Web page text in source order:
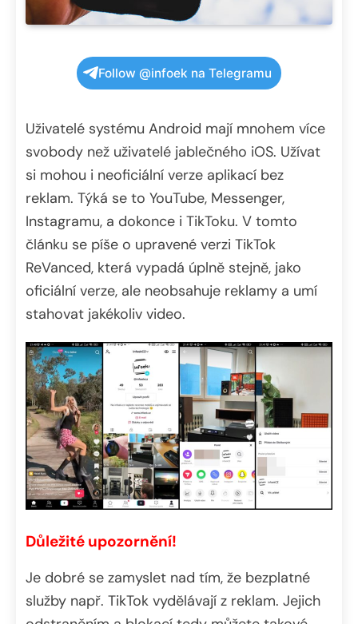
Follow @infoek na Telegramu
Uživatelé systému Android mají mnohem více
svobody než uživatelé jablečného iOS. Užívat
si mohou i neoficiální verze aplikací bez
reklam. Týká se to YouTube, Messenger,
Instagramu, a dokonce i TikToku. V tomto
článku se píše o upravené verzi TikTok
ReVanced, která vypadá úplně stejně, jako
oficiální verze, ale neobsahuje reklamy a umí
stahovat jakékoliv video.
Důležité upozornění!
Je dobré se zamyslet nad tím, že bezplatné
služby např. TikTok vydělávají z reklam. Jejich